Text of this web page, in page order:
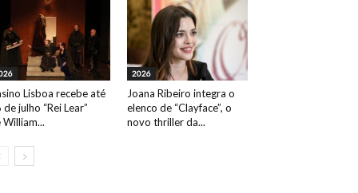
Lisboa recebe até
de julho “Rei Lear”
William...
2026
Joana Ribeiro integra o
elenco de “Clayface”, o
novo thriller da...